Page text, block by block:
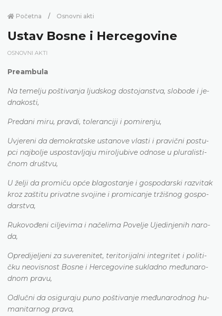
Početna Osnovni akti
Ustav Bosne i Hercegovine
OSNOVNI AKTI
Preambula
Na te­me­lju po­šti­va­nja lju­dskog do­sto­ja­nstva, slo­bo­de i je­
dna­ko­sti,
Pre­da­ni mi­ru, pra­vdi, to­le­ra­nci­ji i po­mi­re­nju,
Uvje­re­ni da de­mo­kra­tske usta­no­ve vla­sti i pra­vi­čni po­stu­
pci na­jbo­lje uspo­sta­vlja­ju mi­ro­lju­bi­ve odno­se u plu­ra­li­sti­
čnom dru­štvu,
U že­lji da pro­mi­ču opće bla­go­sta­nje i go­spo­da­rski ra­zvi­tak
kroz za­šti­tu pri­va­tne svo­ji­ne i pro­mi­ca­nje trži­šnog go­spo­
da­rstva,
Ru­ko­vo­đe­ni ci­lje­vi­ma i na­če­li­ma Po­ve­lje Uje­di­nje­nih na­ro­
da,
Opre­di­je­lje­ni za su­ve­re­ni­tet, te­ri­to­ri­ja­lni inte­gri­tet i po­li­ti­
čku ne­ovi­sno­st Bo­sne i He­rce­go­vi­ne su­kla­dno me­đu­na­ro­
dnom pra­vu,
Odlu­čni da osi­gu­ra­ju pu­no po­šti­va­nje me­đu­na­ro­dnog hu­
ma­ni­ta­rnog pra­va,